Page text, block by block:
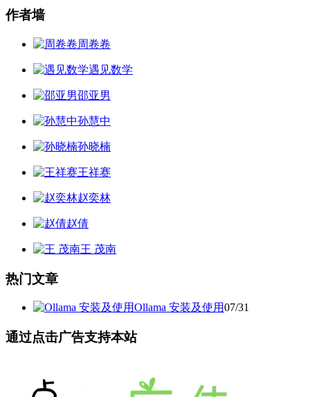
作者墙
周卷卷
遇见数学
邵亚男
孙慧中
孙晓楠
王祥赛
赵奕林
赵倩
王 茂南
热门文章
Ollama 安装及使用07/31
通过点击广告支持本站